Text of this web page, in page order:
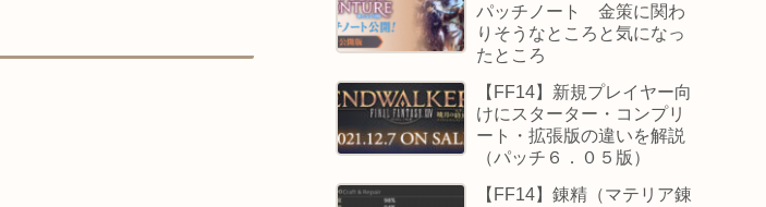
パッチノート 金策に関わ
りそうなところと気になっ
たところ
【FF14】新規プレイヤー向
けにスターター・コンプリ
ート・拡張版の違いを解説
（パッチ６．０５版）
【FF14】錬精（マテリア錬